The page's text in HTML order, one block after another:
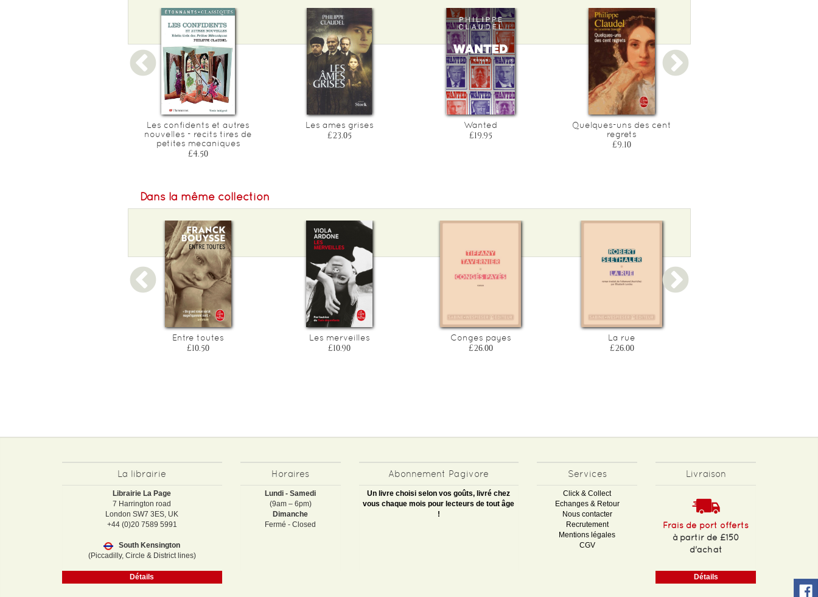
Les confidents et autres
nouvelles - recits tires de
petites mecaniques
£4.50
Les ames grises
£23.05
Wanted
£19.95
Quelques-uns des cent
regrets
£9.10
Dans la même collection
Entre toutes
£10.50
Les merveilles
£10.90
Conges payes
£26.00
La rue
£26.00
La librairie
Librairie La Page
7 Harrington road
London SW7 3ES, UK
+44 (0)20 7589 5991
South Kensington
(Piccadilly, Circle & District lines)
Détails
Horaires
Lundi - Samedi
(9am – 6pm)
Dimanche
Fermé - Closed
Abonnement Pagivore
Un livre choisi selon vos goûts, livré chez
vous chaque mois pour lecteurs de tout âge
!
Services
Click & Collect
Echanges & Retour
Nous contacter
Recrutement
Mentions légales
CGV
Livraison
Frais de port offerts
à partir de £150
d'achat
Détails